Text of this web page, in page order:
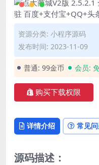
资源分类: 小程序源码
发布时间: 2023-11-09
普通: 99金币 会员:
购买下载权限
详情介绍 常见
源码描述：